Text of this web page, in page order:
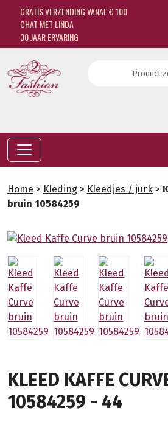
GRATIS VERZENDING VANAF € 100
CHAT MET LINDA
30 JAAR ERVARING
Home > Kleding > Kleedjes / jurk >
bruin 10584259
KLEED KAFFE
10584259 - 44